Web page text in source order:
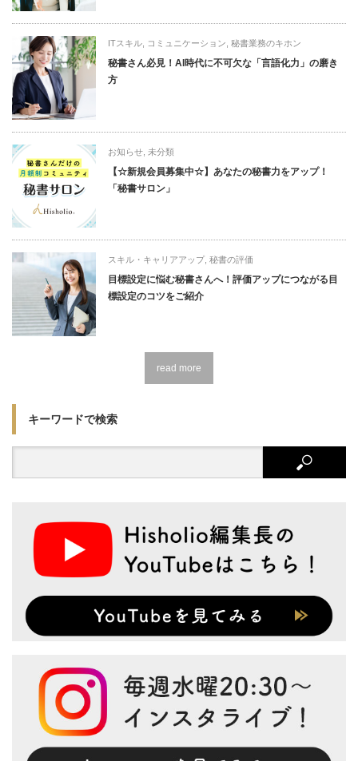
ITスキル, コミュニケーション 秘書業務のキホン
秘書さん必見！AI時代に不可欠な「言語化力」の磨き
方
お知らせ, 未分類
【☆新規会員募集中☆】あなたの秘書力をアップ！
「秘書サロン」
スキル・キャリアアップ, 秘書の評価
目標設定に悩む秘書さんへ！評価アップにつながる目
標設定のコツをご紹介
read more
キーワードで検索